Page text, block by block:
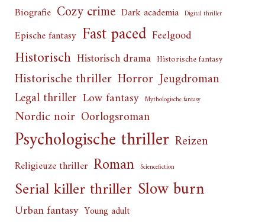
Biografie Cozy crime Dark academia Digital thriller
Epische fantasy Fast paced Feelgood
Historisch Historisch drama Historische fantasy
Historische thriller Horror Jeugdroman
Legal thriller Low fantasy Mythologische fantasy
Nordic noir Oorlogsroman
Psychologische thriller Reizen
Religieuze thriller Roman Sciencefiction
Serial killer thriller Slow burn
Urban fantasy Young adult